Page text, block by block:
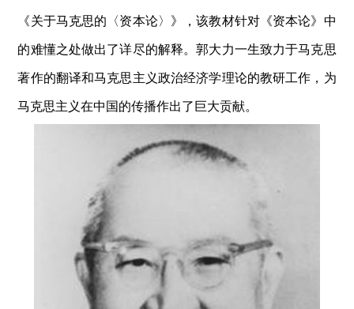
《关于马克思的〈资本论〉》，该教材针对《资本论》中
的难懂之处做出了详尽的解释。郭大力一生致力于马克思
著作的翻译和马克思主义政治经济学理论的教研工作，为
马克思主义在中国的传播作出了巨大贡献。